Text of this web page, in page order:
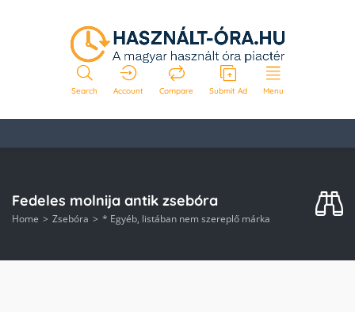
Search Account Compare Submit Ad Menu
Fedeles molnija antik zsebóra
Home Zsebóra * Egyéb, listában nem szereplő márka